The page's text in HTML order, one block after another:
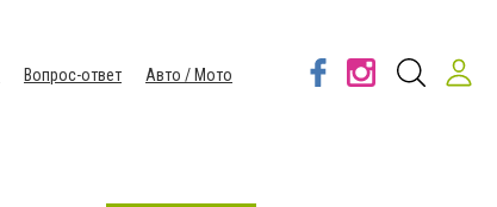
Вопрос-ответ
Авто / Мото